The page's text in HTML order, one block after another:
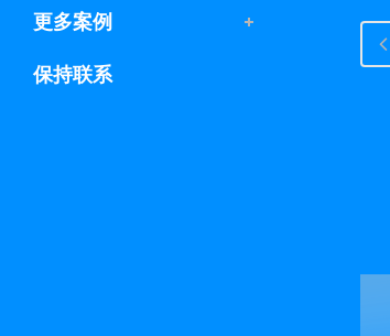
更多案例
保持联系